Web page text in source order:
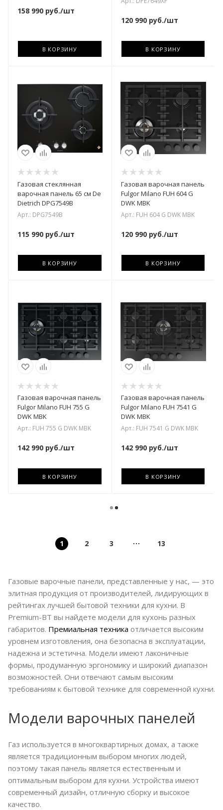
158 990 руб./шт
В КОРЗИНУ
120 990руб./шт
В КОРЗИНУ
Газовая стеклянная
варочная панель 65 см De
Dietrich DPG7549B
Арт.: DPG7549B
115 990 руб./шт
В КОРЗИНУ
Газовая варочная панель
Fulgor Milano FUH 604 G
DWK MBK
Арт.: FUH 604 G DWK MBK
120 990руб./шт
В КОРЗИНУ
Газовая варочная панель
Fulgor Milano FUH 755 G
DWK MBK
Арт.: FUH 755 G DWK MBK
142 990 руб./шт
В КОРЗИНУ
Газовая варочная панель
Fulgor Milano FUH 7541 G
DWK MBK
Арт.: FUH 7541 G DWK MBK
142 990руб./шт
В КОРЗИНУ
1 2 3 13
Газовые варочные панели, представленные у нас, — это
элитная продукция от производителей, лидирующих в
рейтингах лучшей бытовой техники для кухни. В
Premium-BT вы найдете модели для кухонь разных
габаритов. Премиальная техника отличается высоким
уровнем изготовления, она безопасна в эксплуатации,
надежна и эстетична. Модели имеют лаконичные
формы, продуманную эргономику и широкий диапазон
возможностей. Они отвечают самым высоким
требованиям к бытовой технике для современной кухни.
Модели варочных панелей
Газ используется в многоквартирных домах, а также
является традиционным выбором многих людей,
поэтому такая панель является естественным и
оптимальным выбором для кухни. Устройства имеют
современный дизайн, отличную сборку и высокое
качество.